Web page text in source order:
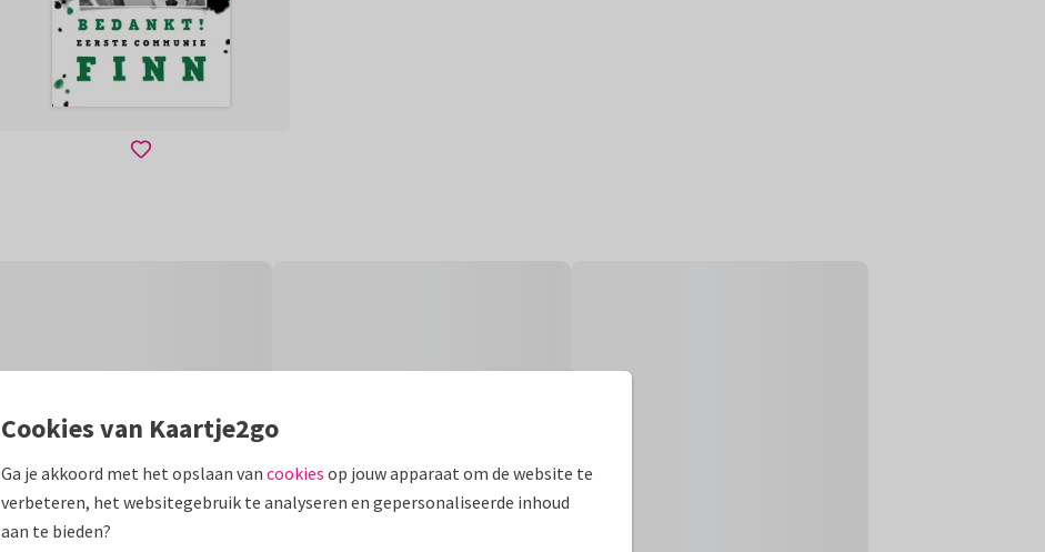
Cookies van Kaartje2go
Ga je akkoord met het opslaan van cookies op jouw apparaat om de website te
verbeteren, het websitegebruik te analyseren en gepersonaliseerde inhoud
aan te bieden?